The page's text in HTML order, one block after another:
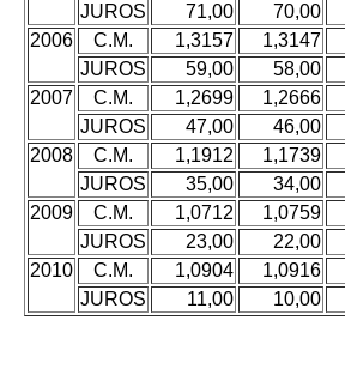
JUROS
71,00 70,00
2006
C.M. 1,3157 1,3147
JUROS
59,00 58,00
2007
C.M. 1,2699 1,2666
JUROS
47,00 46,00
2008
C.M. 1,1912 1,1739
JUROS
35,00 34,00
2009
C.M. 1,0712 1,0759
JUROS
23,00 22,00
2010
C.M. 1,0904 1,0916
JUROS
11,00 10,00